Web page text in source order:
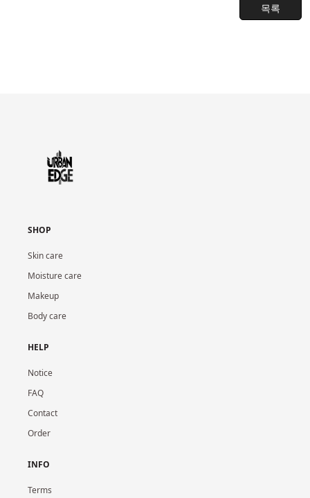
목록
SHOP
Skin care
Moisture care
Makeup
Body care
HELP
Notice
FAQ
Contact
Order
INFO
Terms